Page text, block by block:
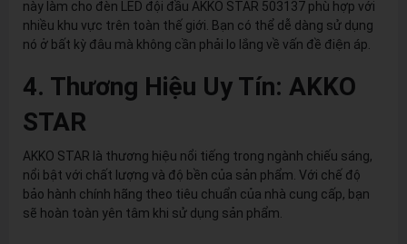
này làm cho đèn LED đội đầu AKKO STAR 503137 phù hợp với
nhiều khu vực trên toàn thế giới. Bạn có thể dễ dàng sử dụng
nó ở bất kỳ đâu mà không cần phải lo lắng về vấn đề điện áp.
4. Thương Hiệu Uy Tín: AKKO
STAR
AKKO STAR là thương hiệu nổi tiếng trong ngành chiếu sáng,
nổi bật với chất lượng và độ bền của sản phẩm. Với chế độ
bảo hành chính hãng theo tiêu chuẩn của nhà cung cấp, bạn
sẽ hoàn toàn yên tâm khi sử dụng sản phẩm.